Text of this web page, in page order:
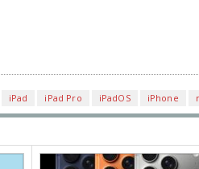
iPad iPad Pro iPadOS iPhone